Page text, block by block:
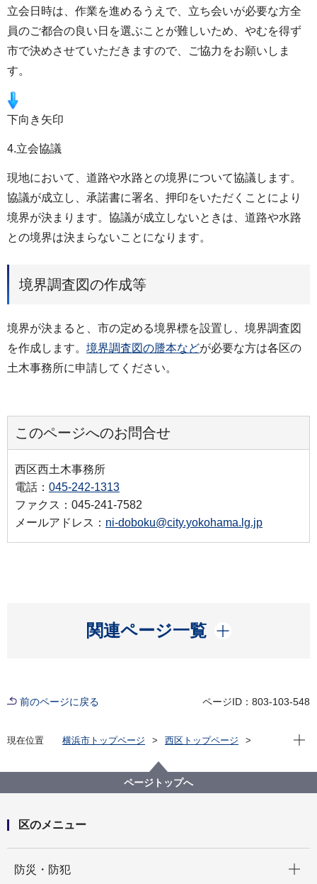
立会日時は、作業を進めるうえで、立ち会いが必要な方全
員のご都合の良い日を選ぶことが難しいため、やむを得ず
市で決めさせていただきますので、ご協力をお願いしま
す。
下向き矢印
4.立会協議
現地において、道路や水路との境界について協議します。
協議が成立し、承諾書に署名、押印をいただくことにより
境界が決まります。協議が成立しないときは、道路や水路
との境界は決まらないことになります。
境界調査図の作成等
境界が決まると、市の定める境界標を設置し、境界調査図
を作成します。 境界調査図の謄本などが必要な方は各区の
土木事務所に申請してください。
このページへのお問合せ
西区西土木事務所
電話： 045-242-1313
ファクス：045-241-7582
メールアドレス： ni-doboku@city.yokohama.lg.jp
関連ページ一覧
開く
前のページに戻る ページID：803-103-548
現在位置 横浜市トップページ
西区トップページ
管理係
西土木事務所 境界調査について
現在
ページトップへ
区のメニュー
防災・防犯